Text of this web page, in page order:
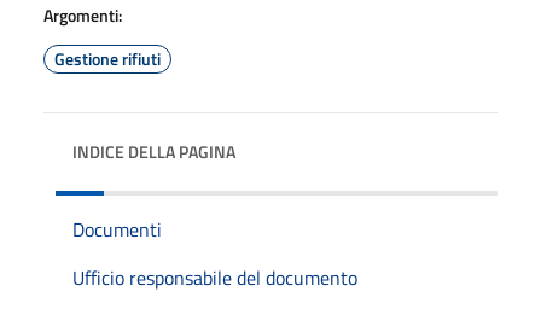
Argomenti:
Gestione rifiuti
INDICE DELLA PAGINA
Documenti
Ufficio responsabile del documento